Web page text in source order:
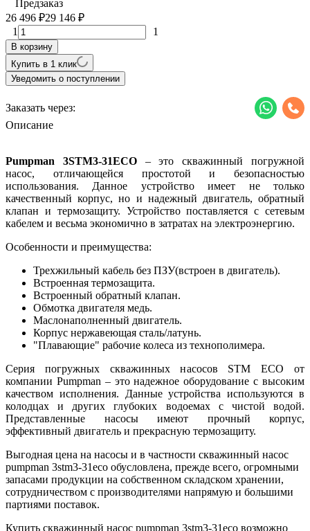
Предзаказ
26 496 ₽29 146 ₽
1 1
В корзину
Купить в 1 клик
Уведомить о поступлении
Заказать через:
Описание
Pumpman 3STM3-31ECO– это скважинный погружной
насос, отличающейся простотой и безопасностью
использования. Данное устройство имеет не только
качественный корпус, но и надежный двигатель, обратный
клапан и термозащиту. Устройство поставляется с сетевым
кабелем и весьма экономично в затратах на электроэнергию.
Особенности и преимущества:
Трехжильный кабель без ПЗУ(встроен в двигатель).
Встроенная термозащита.
Встроенный обратный клапан.
Обмотка двигателя медь.
Маслонаполненный двигатель.
Корпус нержавеющая сталь/латунь.
"Плавающие" рабочие колеса из технополимера.
Серия погружных скважинных насосов STM ECO от
компании Pumpman – это надежное оборудование с высоким
качеством исполнения. Данные устройства используются в
колодцах и других глубоких водоемах с чистой водой.
Представленные насосы имеют прочный корпус,
эффективный двигатель и прекрасную термозащиту.
Выгодная цена на насосы и в частности скважинный насос
pumpman 3stm3-31eco обусловлена, прежде всего, огромными
запасами продукции на собственном складском хранении,
сотрудничеством с производителями напрямую и большими
партиями поставок.
Купить скважинный насос pumpman 3stm3-31eco возможно